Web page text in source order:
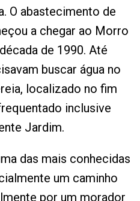
O abastecimento de
a chegar ao Morro
de 1990. Até
buscar água no
localizado no fim
inclusive
Jardim.
das mais conhecidas
um caminho
por um morador